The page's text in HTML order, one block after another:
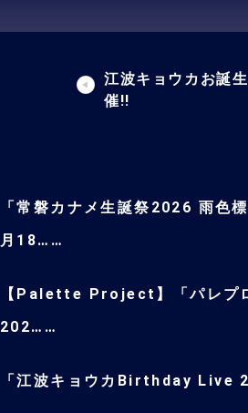
江波キョウカお誕
催!!
「常磐カナメ生誕祭2026 雨色
月18……
【Palette Project】「パレプ
202……
「江波キョウカBirthday Live